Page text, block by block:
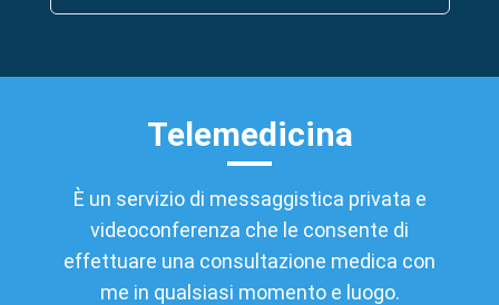
Telemedicina
È un servizio di messaggistica privata e
videoconferenza che le consente di
effettuare una consultazione medica con
me in qualsiasi momento e luogo.